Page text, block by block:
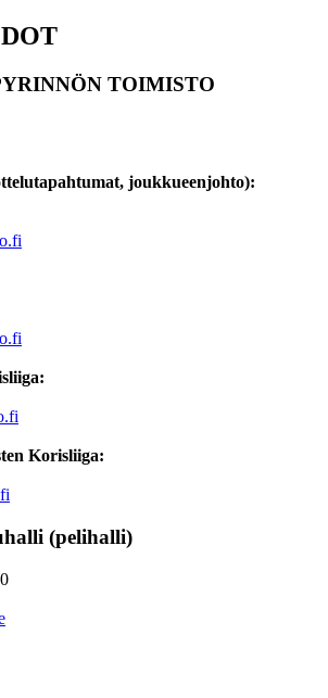
TOIMISTO
joukkueenjohto):
Korisliiga:
(pelihalli)